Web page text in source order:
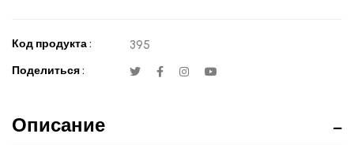
Код продукта : 395
Поделиться :
Описание